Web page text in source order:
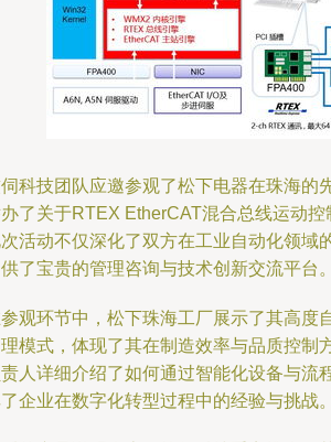
科技团队应邀参观了松下电器在珠海的
了关于RTEX EtherCAT混合总线运动
活动不仅深化了双方在工业自动化领域
了宝贵的管理咨询与技术创新交流平台。
观环节中，松下珠海工厂展示了其高度
模式，体现了其在制造效率与品质控制
人详细介绍了如何通过智能化设备与流
企业在数字化转型过程中的经验与挑战。